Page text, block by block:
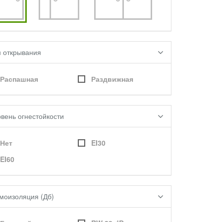
открывания
Распашная Раздвижная
огнестойкости
Нет
EI30
EI60
(Дб)